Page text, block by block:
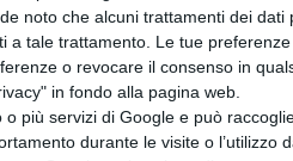
noto che alcuni trattamenti dei dati
a tale trattamento. Le tue
o revocare il consenso in
in fondo alla pagina web.
più servizi di Google e può
durante le visite o l’utilizzo
al progetto